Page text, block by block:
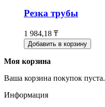
Резка трубы
1 984,18 ₸
Добавить в корзину
Моя корзина
Ваша корзина покупок пуста.
Информация